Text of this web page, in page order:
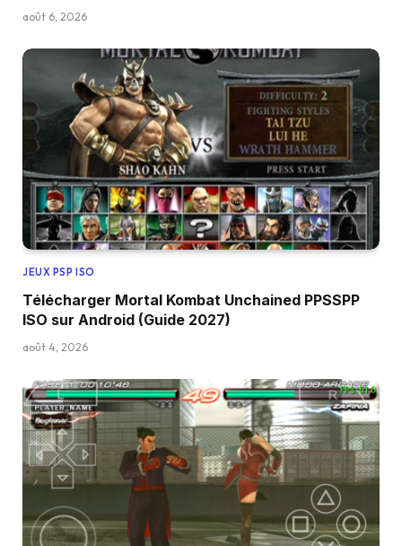
août 6, 2026
JEUX PSP ISO
Télécharger Mortal Kombat Unchained PPSSPP
ISO sur Android (Guide 2027)
août 4, 2026